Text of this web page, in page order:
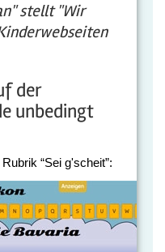
stellt "Wir
der
unbedingt
“Sei g'scheit”: